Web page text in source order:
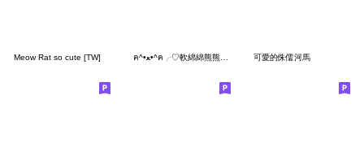
Meow Rat so cute [TW] 可愛的侏儒河馬